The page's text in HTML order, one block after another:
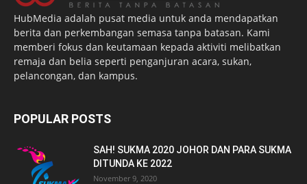
HubMedia adalah pusat media untuk anda mendapatkan
berita dan perkembangan semasa tanpa batasan. Kami
memberi fokus dan keutamaan kepada aktiviti melibatkan
remaja dan belia seperti penganjuran acara, sukan,
pelancongan, dan kampus.
POPULAR POSTS
SAH! SUKMA 2020 JOHOR DAN PARA SUKMA
DITUNDA KE 2022
November 9, 2020